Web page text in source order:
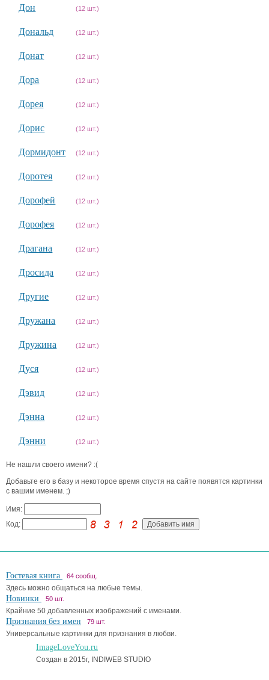
Дон (12 шт.)
Дональд (12 шт.)
Донат (12 шт.)
Дора (12 шт.)
Дорея (12 шт.)
Дорис (12 шт.)
Дормидонт (12 шт.)
Доротея (12 шт.)
Дорофей (12 шт.)
Дорофея (12 шт.)
Драгана (12 шт.)
Дросида (12 шт.)
Другие (12 шт.)
Дружана (12 шт.)
Дружина (12 шт.)
Дуся (12 шт.)
Дэвид (12 шт.)
Дэнна (12 шт.)
Дэнни (12 шт.)
Не нашли своего имени? :(
Добавьте его в базу и некоторое время спустя на сайте появятся картинки
с вашим именем. ;)
Имя:
Код:
Гостевая книга 64 сообщ.
Здесь можно общаться на любые темы.
Новинки 50 шт.
Крайние 50 добавленных изображений с именами.
Признания без имен 79 шт.
Универсальные картинки для признания в любви.
ImageLoveYou.ru
Создан в 2015г, INDIWEB STUDIO